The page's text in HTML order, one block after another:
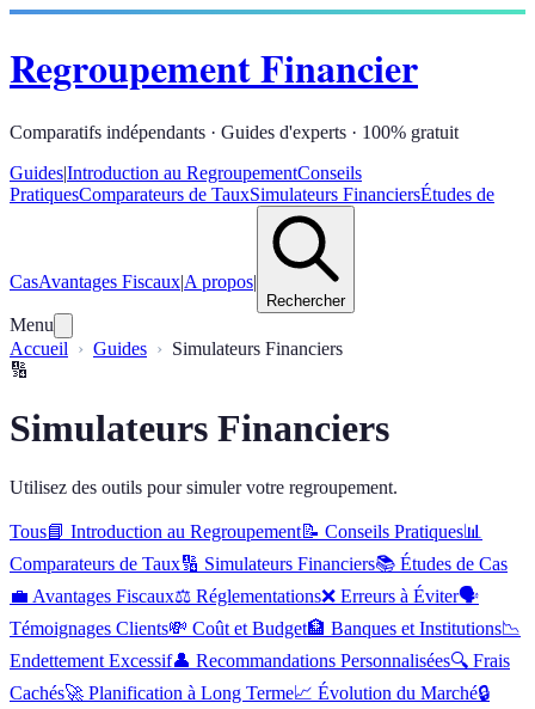
Regroupement Financier
Comparatifs indépendants · Guides d'experts · 100% gratuit
Guides|Introduction au RegroupementConseils
PratiquesComparateurs de TauxSimulateurs FinanciersÉtudes de
CasAvantages Fiscaux|A propos|
Rechercher
Menu
Accueil
Guides
Simulateurs Financiers
🔢
Simulateurs Financiers
Utilisez des outils pour simuler votre regroupement.
Tous📘 Introduction au Regroupement📝 Conseils Pratiques📊
Comparateurs de Taux🔢 Simulateurs Financiers📚 Études de Cas
💼 Avantages Fiscaux⚖️ Réglementations❌ Erreurs à Éviter🗣️
Témoignages Clients💸 Coût et Budget🏦 Banques et Institutions📉
Endettement Excessif👤 Recommandations Personnalisées🔍 Frais
Cachés🚀 Planification à Long Terme📈 Évolution du Marché🔒